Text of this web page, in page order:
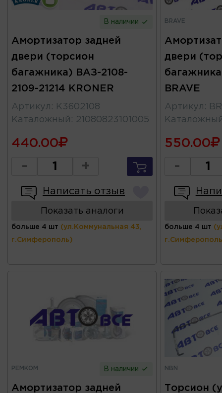
В наличии
Амортизатор задней
двери (торсион
багажника) ВАЗ-2108-
2109-21214 KRONER
Артикул :
K3602108
Каталожный : 21080823101005
440.00
- +
Написать отзыв
Показать аналоги
больше 4 шт (ул.Коммунальная 43,
г.Симферополь)
BRAVE
двери
BRAVE
Артикул :
550.00
-
больше 4 шт
РЕМКОМ В наличии
Амортизатор задней
NBN
Торсион